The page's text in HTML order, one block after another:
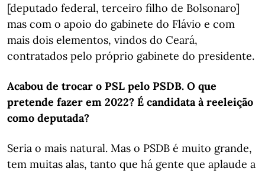
[deputado federal, terceiro filho de Bolsonaro]
mas com o apoio do gabinete do Flávio e com
mais dois elementos, vindos do Ceará,
contratados pelo próprio gabinete do presidente.
Acabou de trocar o PSL pelo PSDB. O que
pretende fazer em 2022? É candidata à reeleição
como deputada?
Seria o mais natural. Mas o PSDB é muito grande,
tem muitas alas, tanto que há gente que aplaude a